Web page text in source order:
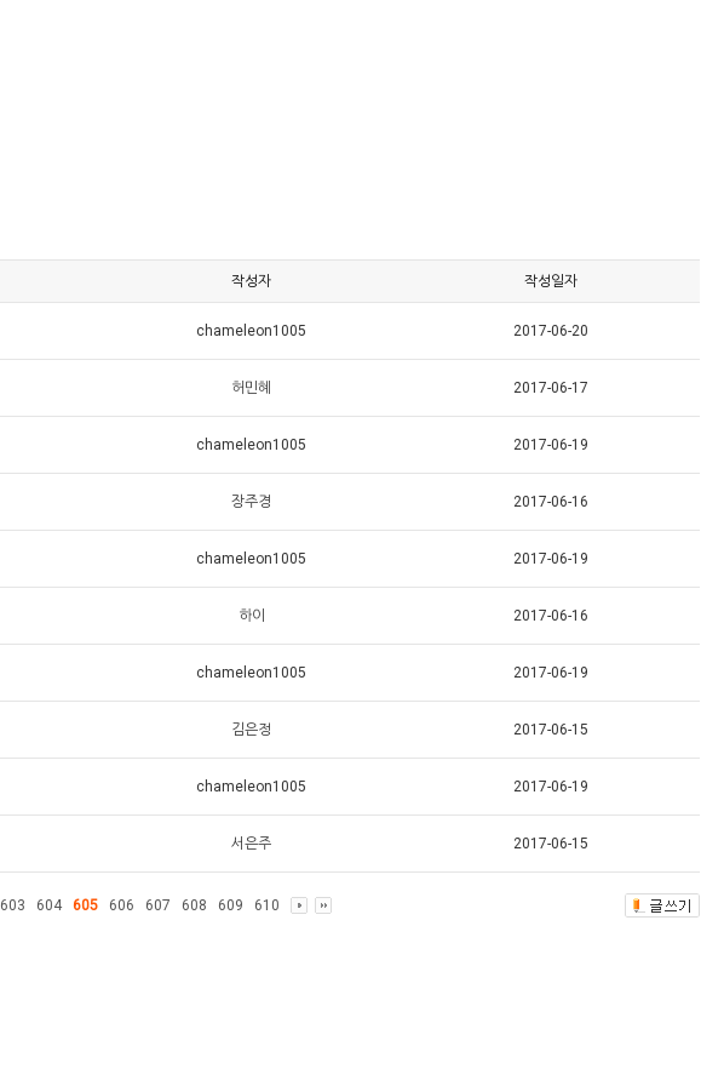
작성자 작성일자
chameleon1005 2017-06-20
허민혜 2017-06-17
chameleon1005 2017-06-19
장주경 2017-06-16
chameleon1005 2017-06-19
하이 2017-06-16
chameleon1005 2017-06-19
김은정 2017-06-15
chameleon1005 2017-06-19
서은주 2017-06-15
603 604 605 606 607 608 609 610